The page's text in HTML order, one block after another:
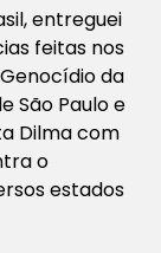
entreguei
feitas nos
da
São Paulo e
Dilma com
o
estados